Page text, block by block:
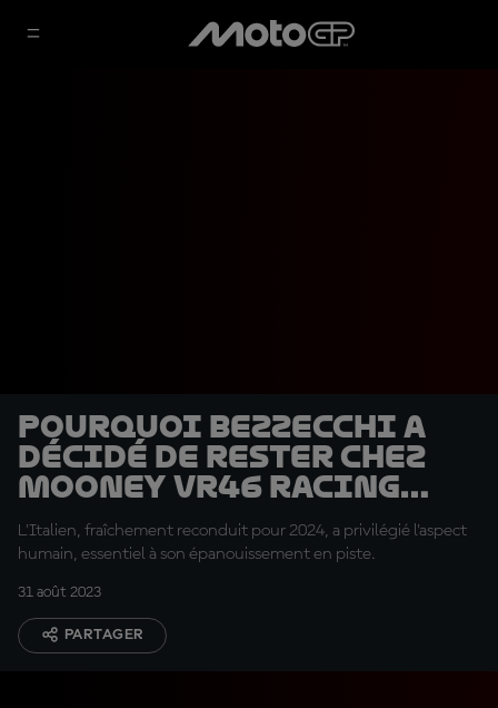
Pourquoi Bezzecchi a
décidé de rester chez
Mooney VR46 Racing
Team ?
L'Italien, fraîchement reconduit pour 2024, a privilégié l'aspect
humain, essentiel à son épanouissement en piste.
31 août 2023
PARTAGER